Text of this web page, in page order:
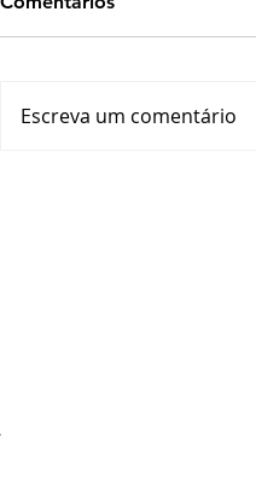
Escreva um comentário